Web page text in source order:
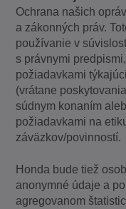
Ochrana našich
a zákonných práv.
používanie v
s právnymi
požiadavkami
(vrátane
súdnym konaním
požiadavkami na
záväzkov/povinností.
Honda bude tiež
anonymné údaje a
agregovanom